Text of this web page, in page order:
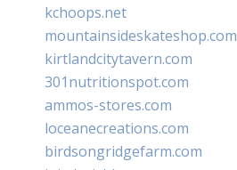
kchoops.net
mountainsideskateshop.com
kirtlandcitytavern.com
301nutritionspot.com
ammos-stores.com
loceanecreations.com
birdsongridgefarm.com